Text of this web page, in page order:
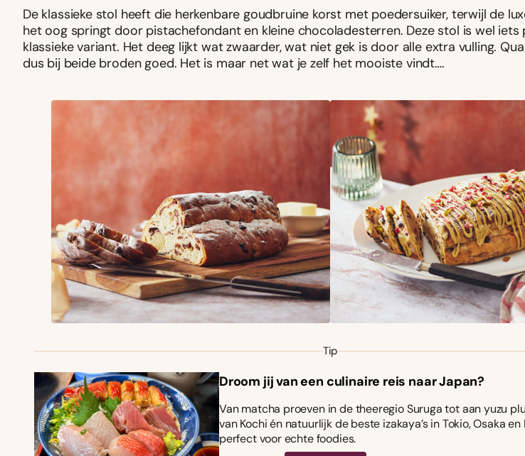
De klassieke stol heeft die herkenbare goudbruine korst met poedersuiker, terwijl de
het oog springt door pistachefondant en kleine chocoladesterren. Deze stol is wel
klassieke variant. Het deeg lijkt wat zwaarder, wat niet gek is door alle extra vulling.
dus bij beide broden goed. Het is maar net wat je zelf het mooiste vindt….
Tip
Droom jij van een culinaire reis naar Japan?
Van matcha proeven in de theeregio Suruga tot aan yuzu
van Kochi én natuurlijk de beste izakaya’s in Tokio, Osaka
perfect voor echte foodies.